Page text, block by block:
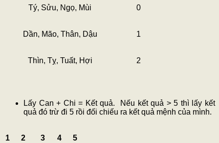
Tý, Sửu, Ngọ, Mùi 0
Dần, Mão, Thân, Dậu 1
Thìn, Tỵ, Tuất, Hợi 2
Lấy Can + Chi = Kết quả. Nếu kết quả > 5 thì lấy kết
quả đó trừ đi 5 rồi đối chiếu ra kết quả mệnh của mình.
1 2 3 4 5